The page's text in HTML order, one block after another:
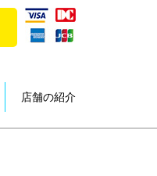
店舗の紹介